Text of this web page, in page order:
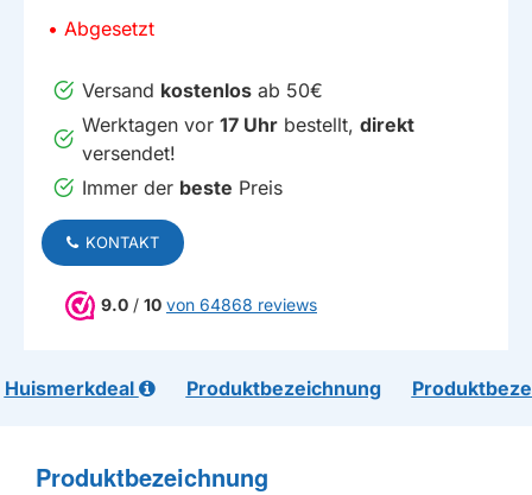
Abgesetzt
Versand kostenlos ab 50€
Werktagen vor 17 Uhr bestellt, direkt
versendet!
Immer der beste Preis
KONTAKT
9.0 / 10 von 64868 reviews
Huismerkdeal Produktbezeichnung
Produktbezeichnung